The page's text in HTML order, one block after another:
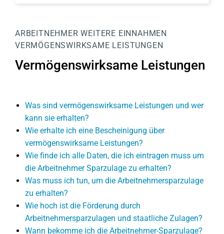
ARBEITNEHMER WEITERE EINNAHMEN
VERMÖGENSWIRKSAME LEISTUNGEN
Vermögenswirksame Leistungen
Was sind vermögenswirksame Leistungen und wer
kann sie erhalten?
Wie erhalte ich eine Bescheinigung über
vermögenswirksame Leistungen?
Wie finde ich alle Daten, die ich eintragen muss um
die Arbeitnehmer Sparzulage zu erhalten?
Was muss ich tun, um die Arbeitnehmersparzulage
zu erhalten?
Wie hoch ist die Förderung durch
Arbeitnehmersparzulagen und staatliche Zulagen?
Wann bekomme ich die Arbeitnehmer-Sparzulage?